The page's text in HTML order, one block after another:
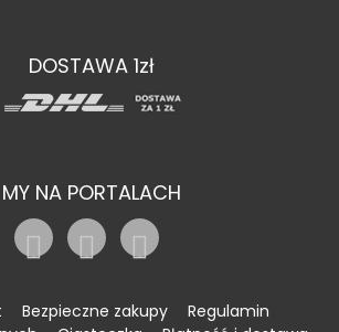
DOSTAWA 1zł
MY NA PORTALACH
Bezpieczne zakupy
Regulamin